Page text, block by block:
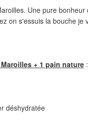
Une pure
on s'essuis la bouche
+ 1 pain nature :
déshydratée